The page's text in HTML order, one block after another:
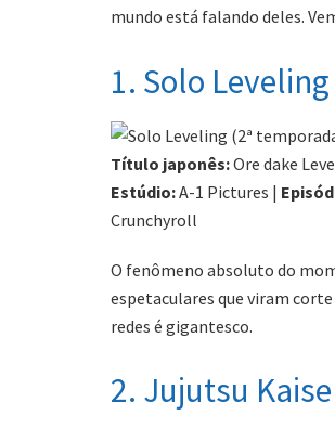
mundo está falando deles.
1. Solo
Título japonês:Ore dake
Estúdio:A-1 Pictures |
Crunchyroll
O fenômeno absoluto do
espetaculares que viram
redes é gigantesco.
2. Jujutsu